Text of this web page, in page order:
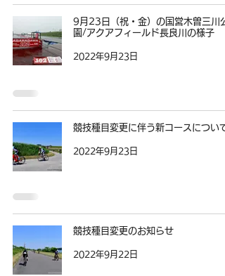
9月23日（祝・金）の国営木曽三川公
園/アクアフィールド長良川の様子
2022年9月23日
競技種目変更に伴う新コースについて
2022年9月23日
競技種目変更のお知らせ
2022年9月22日